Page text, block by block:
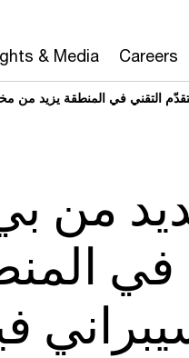
& Media Careers
التقني في المنطقة يزيد من
من
في